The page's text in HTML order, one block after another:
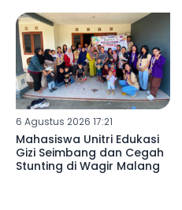
6 Agustus 2026 17:21
Mahasiswa Unitri Edukasi
Gizi Seimbang dan Cegah
Stunting di Wagir Malang